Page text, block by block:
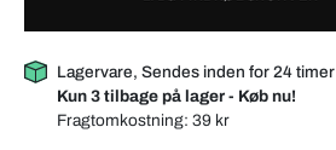
Lagervare, Sendes inden for 24 timer
Kun 3 tilbage på lager - Køb nu!
Fragtomkostning:39 kr